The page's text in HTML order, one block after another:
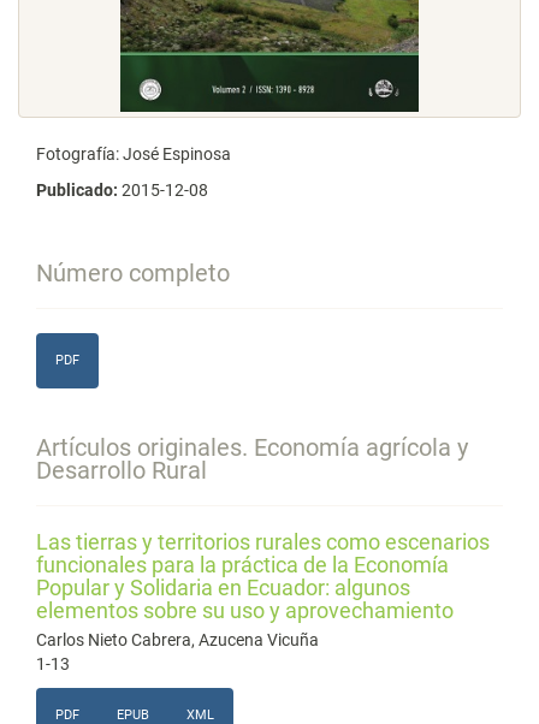
Fotografía: José Espinosa
Publicado: 2015-12-08
Número completo
PDF
Artículos originales. Economía agrícola y
Desarrollo Rural
Las tierras y territorios rurales como escenarios
funcionales para la práctica de la Economía
Popular y Solidaria en Ecuador: algunos
elementos sobre su uso y aprovechamiento
Carlos Nieto Cabrera, Azucena Vicuña
1-13
PDF EPUB XML